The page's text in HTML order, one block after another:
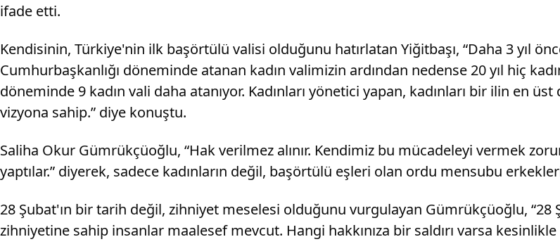
ifade etti.
Kendisinin, Türkiye'nin ilk başörtülü valisi olduğunu hatırlatan Yiğitbaşı, “Daha 3 yıl
Cumhurbaşkanlığı döneminde atanan kadın valimizin ardından nedense 20 yıl hiç
döneminde 9 kadın vali daha atanıyor. Kadınları yönetici yapan, kadınları bir ilin en
vizyona sahip.” diye konuştu.
Saliha Okur Gümrükçüoğlu, “Hak verilmez alınır. Kendimiz bu mücadeleyi vermek
yaptılar.” diyerek, sadece kadınların değil, başörtülü eşleri olan ordu mensubu
28 Şubat'ın bir tarih değil, zihniyet meselesi olduğunu vurgulayan Gümrükçüoğlu,
zihniyetine sahip insanlar maalesef mevcut. Hangi hakkınıza bir saldırı varsa